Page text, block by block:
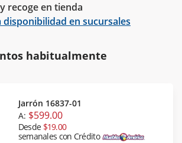
recoge en tienda
disponibilidad en sucursales
habitualmente
Jarrón 16837-01
A: $599.00
Desde $19.00
semanales con Crédito